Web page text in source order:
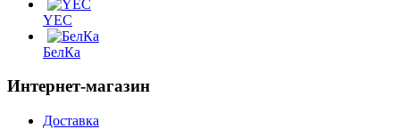
YEC
БелКа
Интернет-магазин
Доставка